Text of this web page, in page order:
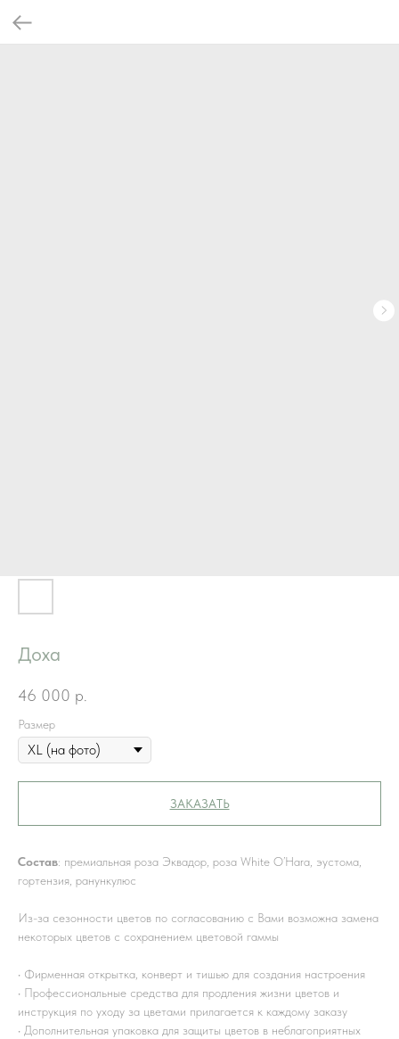
Доха
46 000 р.
Размер
ЗАКАЗАТЬ
Состав: премиальная роза Эквадор, роза White O’Hara, эустома,
гортензия, ранункулюс
Из-за сезонности цветов по согласованию с Вами возможна замена
некоторых цветов с сохранением цветовой гаммы
• Фирменная открытка, конверт и тишью для создания настроения
• Профессиональные средства для продления жизни цветов и
инструкция по уходу за цветами прилагается к каждому заказу
• Дополнительная упаковка для защиты цветов в неблагоприятных